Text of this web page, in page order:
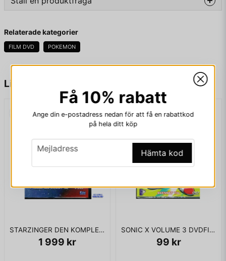
Liknande produkter
STARZINGER DEN KOMPLETTA SAMLINGEN DVD
1 999 kr
SONIC X VOLUME 3 DVDFILM
99 kr
Fråga oss något om denna produkten...
Mejladress
Ja, ni får publicera min fråga
Relaterade kategorier
FILM DVD POKEMON
Få 10% rabatt
Ange din e-postadress nedan för att få en rabattkod
på hela ditt köp
email
Mejladress Hämta kod